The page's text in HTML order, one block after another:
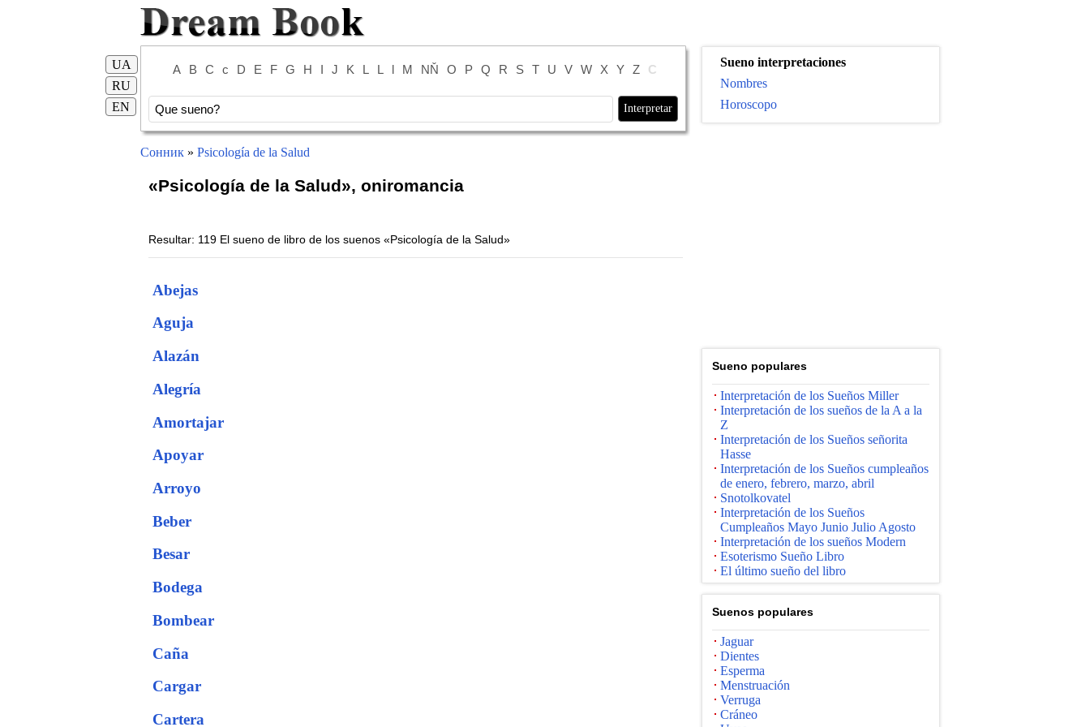
A B C c D E F G H I J K L L l M NŇ O P Q R S T U V W X Y Z С
UA
RU
EN
Сонник» Psicología de la Salud
«Psicología de la Salud», oniromancia
Resultar: 119 El sueno de libro de los suenos «Psicología de la Salud»
Abejas
Aguja
Alazán
Alegría
Amortajar
Apoyar
Arroyo
Beber
Besar
Bodega
Bombear
Caña
Cargar
Cartera
Sueno interpretaciones
Nombres
Horoscopo
Suenо populares
Interpretación de los Sueños Miller
Interpretación de los sueños de la A a la
Z
Interpretación de los Sueños señorita
Hasse
Interpretación de los Sueños cumpleaños
de enero, febrero, marzo, abril
Snotolkovatel
Interpretación de los Sueños
Cumpleaños Mayo Junio ​​Julio Agosto
Interpretación de los sueños Modern
Esoterismo Sueño Libro
El último sueño del libro
Suenos populares
Jaguar
Dientes
Esperma
Menstruación
Verruga
Cráneo